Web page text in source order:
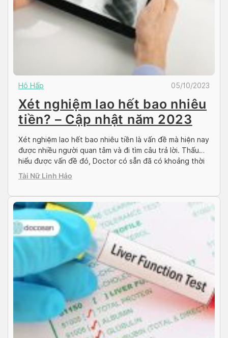
Hô Hấp 05/10/2023
Xét nghiệm lao hết bao nhiêu
tiền? – Cập nhật năm 2023
Xét nghiệm lao hết bao nhiêu tiền là vấn đề mà hiện nay
được nhiều người quan tâm và đi tìm câu trả lời. Thấu
hiểu được vấn đề đó, Doctor có sẵn đã có khoảng thời
gian sàng lọc và đưa ra câu trả lời trong bài viết dưới
Tài Nữ Linh Hảo